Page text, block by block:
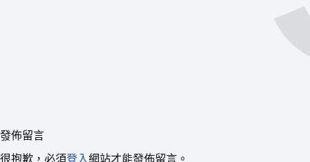
發佈留言
很抱歉，必須登入網站才能發佈留言。